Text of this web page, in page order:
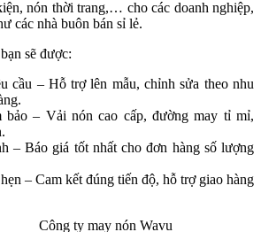
nón thời trang,… cho các doanh nghiệp,
các nhà buôn bán sỉ lẻ.
sẽ được:
cầu – Hỗ trợ lên mẫu, chỉnh sửa theo nhu
bảo – Vải nón cao cấp, đường may tỉ mỉ,
– Báo giá tốt nhất cho đơn hàng số lượng
– Cam kết đúng tiến độ, hỗ trợ giao hàng